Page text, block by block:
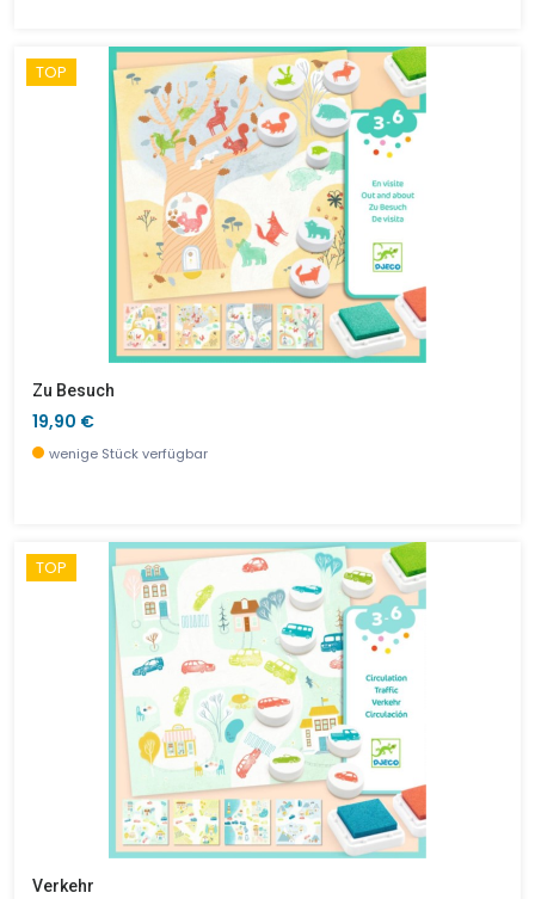
TOP
Zu Besuch
19,90 €
wenige Stück verfügbar
TOP
Verkehr